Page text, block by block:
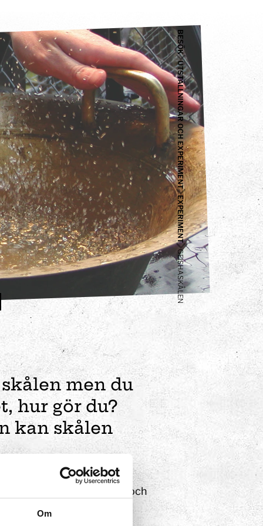
Om
BESÖK
UTSTÄLLNINGAR OCH EXPERIMENT
EXPERIMENT
GEISHASKÅLEN
men du
hur gör du?
kan skålen
börjar skålen vibrera och